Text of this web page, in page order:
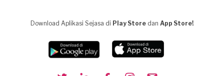
Download Aplikasi Sejasa di Play Store dan App Store!